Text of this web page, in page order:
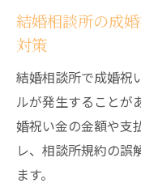
結婚相談所の成
対策
結婚相談所で成婚祝
ルが発生することが
婚祝い金の金額や支
レ、相談所規約の誤
ます。